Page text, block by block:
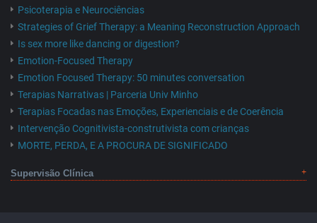
Psicoterapia e Neurociências
Strategies of Grief Therapy: a Meaning Reconstruction Approach
Is sex more like dancing or digestion?
Emotion-Focused Therapy
Emotion Focused Therapy: 50 minutes conversation
Terapias Narrativas | Parceria Univ Minho
Terapias Focadas nas Emoções, Experienciais e de Coerência
Intervenção Cognitivista-construtivista com crianças
MORTE, PERDA, E A PROCURA DE SIGNIFICADO
Supervisão Clínica